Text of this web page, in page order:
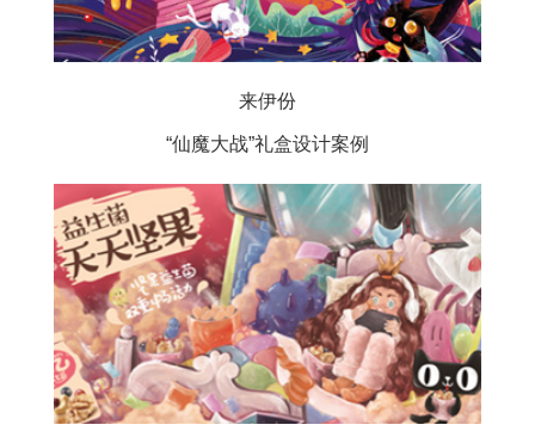
来伊份
“仙魔大战”礼盒设计案例